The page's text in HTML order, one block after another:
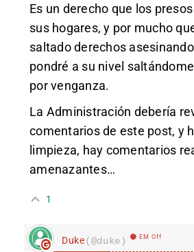
Es un derecho que los
sus hogares, y por mucho
saltado derechos
pondré a su nivel
por venganza.
La Administración debería
comentarios de este post, y
limpieza, hay comentarios
amenazantes…
1
Duke(@duke) EM Off